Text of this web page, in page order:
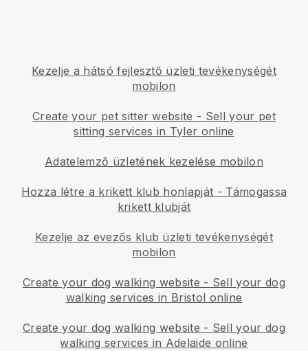
Kezelje a hátsó fejlesztő üzleti tevékenységét
mobilon
Create your pet sitter website - Sell your pet
sitting services in Tyler online
Adatelemző üzletének kezelése mobilon
Hozza létre a krikett klub honlapját - Támogassa
krikett klubját
Kezelje az evezős klub üzleti tevékenységét
mobilon
Create your dog walking website - Sell your dog
walking services in Bristol online
Create your dog walking website - Sell your dog
walking services in Adelaide online